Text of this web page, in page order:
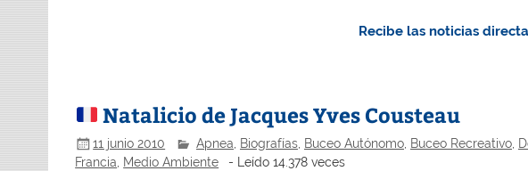
Recibe las noticias
Natalicio de Jacques Yves Cousteau
11 junio 2010 Apnea Biografías, Buceo Autónomo, Buceo Recreativo,
Francia
Medio Ambiente - Leído 14.378 veces